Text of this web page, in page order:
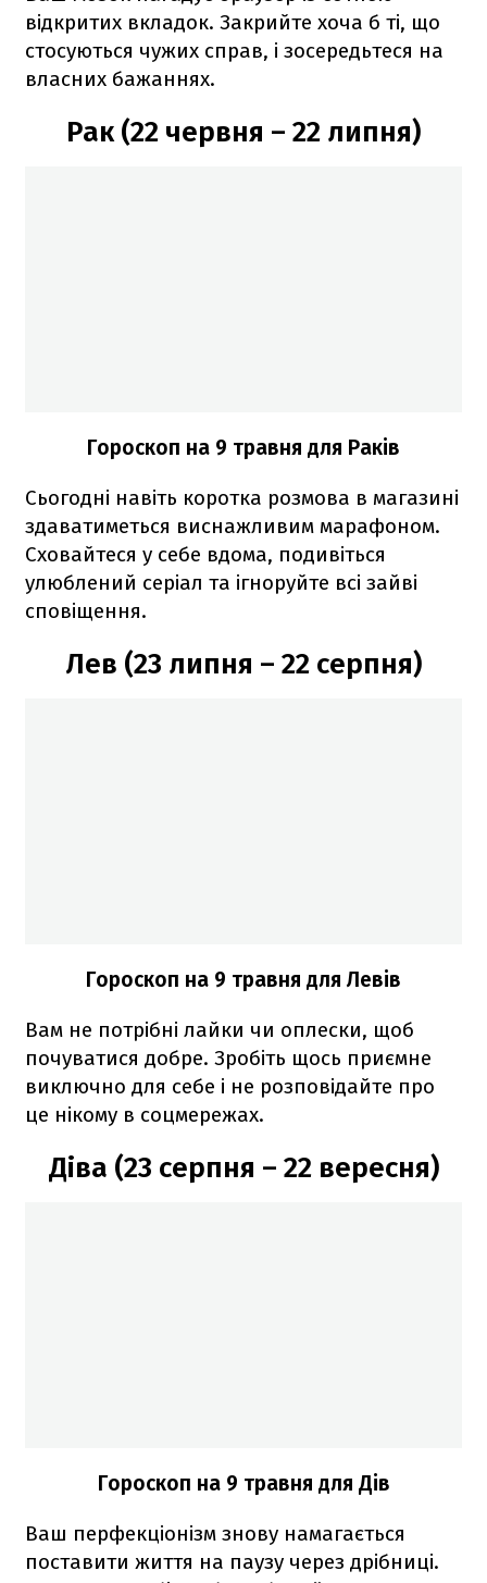
відкритих вкладок. Закрийте хоча б ті, що
стосуються чужих справ, і зосередьтеся на
власних бажаннях.
Рак (22 червня – 22 липня)
Гороскоп на 9 травня для Раків
Сьогодні навіть коротка розмова в магазині
здаватиметься виснажливим марафоном.
Сховайтеся у себе вдома, подивіться
улюблений серіал та ігноруйте всі зайві
сповіщення.
Лев (23 липня – 22 серпня)
Гороскоп на 9 травня для Левів
Вам не потрібні лайки чи оплески, щоб
почуватися добре. Зробіть щось приємне
виключно для себе і не розповідайте про
це нікому в соцмережах.
Діва (23 серпня – 22 вересня)
Гороскоп на 9 травня для Дів
Ваш перфекціонізм знову намагається
поставити життя на паузу через дрібниці.